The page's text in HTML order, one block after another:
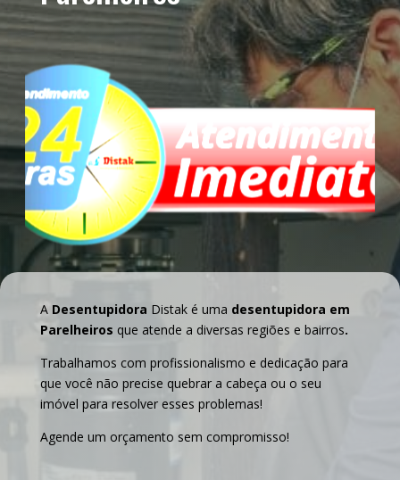
A Desentupidora Distak é uma desentupidora em
Parelheiros que atende a diversas regiões e bairros.
Trabalhamos com profissionalismo e dedicação para
que você não precise quebrar a cabeça ou o seu
imóvel para resolver esses problemas!
Agende um orçamento sem compromisso!